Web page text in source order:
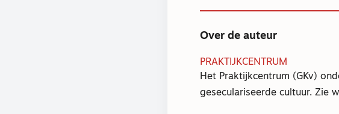
Over de auteur
PRAKTIJKCENTRUM
Het Praktijkcentrum (GKv)
geseculariseerde cultuur. Zie